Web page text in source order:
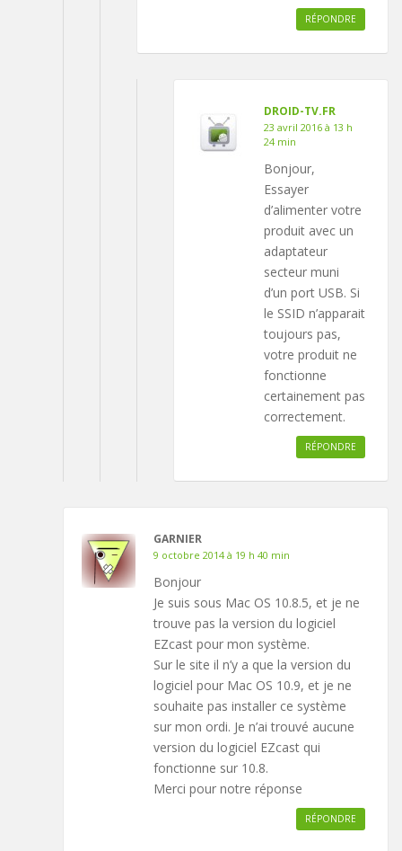
RÉPONDRE
DROID-TV.FR
23 avril 2016 à 13 h
24 min
Bonjour,
Essayer
d’alimenter votre
produit avec un
adaptateur
secteur muni
d’un port USB. Si
le SSID n’apparait
toujours pas,
votre produit ne
fonctionne
certainement pas
correctement.
RÉPONDRE
GARNIER
9 octobre 2014 à 19 h 40 min
Bonjour
Je suis sous Mac OS 10.8.5, et je ne
trouve pas la version du logiciel
EZcast pour mon système.
Sur le site il n’y a que la version du
logiciel pour Mac OS 10.9, et je ne
souhaite pas installer ce système
sur mon ordi. Je n’ai trouvé aucune
version du logiciel EZcast qui
fonctionne sur 10.8.
Merci pour notre réponse
RÉPONDRE